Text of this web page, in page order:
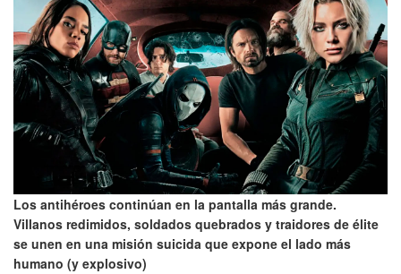
Los antihéroes continúan en la pantalla más grande.
Villanos redimidos, soldados quebrados y traidores de élite
se unen en una misión suicida que expone el lado más
humano (y explosivo)